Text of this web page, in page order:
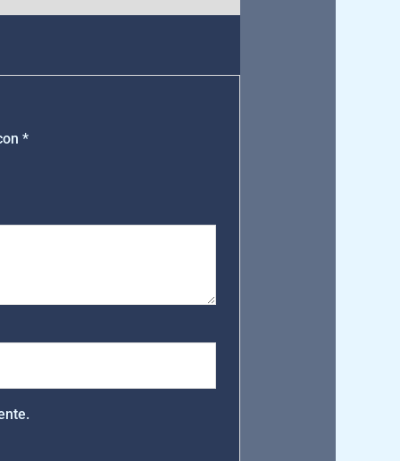
*